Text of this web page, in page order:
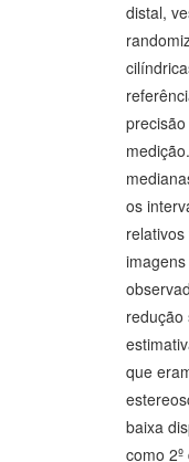
distal,
os
redução
que
baixa
como